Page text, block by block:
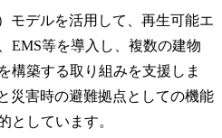
モデルを活用して、再生可能エ
EMS等を導入し、複数の建物
構築する取り組みを支援しま
災害時の避難拠点としての機能
としています。